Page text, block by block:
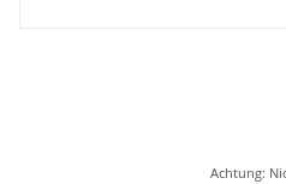
Achtung: